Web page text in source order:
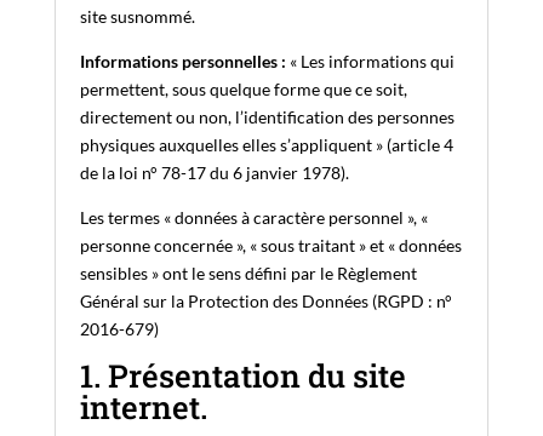
site susnommé.
Informations personnelles : « Les informations qui
permettent, sous quelque forme que ce soit,
directement ou non, l’identification des personnes
physiques auxquelles elles s’appliquent » (article 4
de la loi n° 78-17 du 6 janvier 1978).
Les termes « données à caractère personnel », «
personne concernée », « sous traitant » et « données
sensibles » ont le sens défini par le Règlement
Général sur la Protection des Données (RGPD : n°
2016-679)
1. Présentation du site
internet.